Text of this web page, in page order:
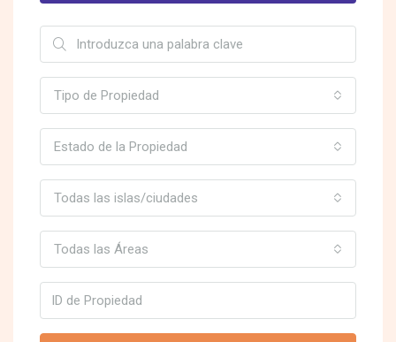
Tipo de Propiedad
Estado de la Propiedad
Todas las islas/ciudades
Todas las Áreas